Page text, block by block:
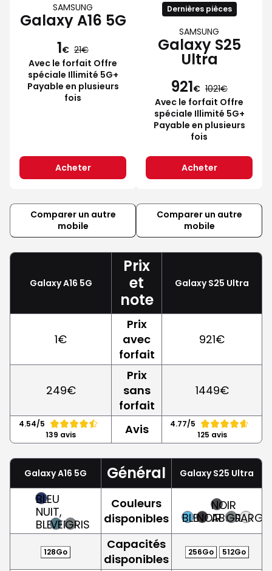
SAMSUNG
Galaxy A16 5G
1€ 21
Avec le forfait Offre
spéciale Illimité 5G+
Payable en plusieurs
fois
Acheter
Dernières pièces
SAMSUNG
Galaxy S25
Ultra
921€ 1021
Avec le forfait Offre
spéciale Illimité 5G+
Payable en plusieurs
fois
Acheter
Comparer un autre
mobile
Comparer un autre
mobile
Galaxy A16 5G
Prix
et
note
Galaxy S25 Ultra
1€
Prix
avec
forfait
921€
249€
Prix
sans
forfait
1449€
4.54/5
139 avis
Avis
4.77/5
125 avis
Galaxy A16 5G Général Galaxy S25 Ultra
BLEU
NUIT,
BLEUVERTGRIS
Couleurs
disponibles
BLEUNOIR
NOIR
ABSOLU
GRIS
128Go
Capacités
disponibles
256Go 512Go